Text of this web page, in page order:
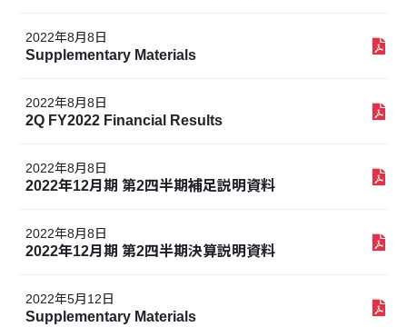
2022年8月8日
Supplementary Materials
2022年8月8日
2Q FY2022 Financial Results
2022年8月8日
2022年12月期 第2四半期補足説明資料
2022年8月8日
2022年12月期 第2四半期決算説明資料
2022年5月12日
Supplementary Materials